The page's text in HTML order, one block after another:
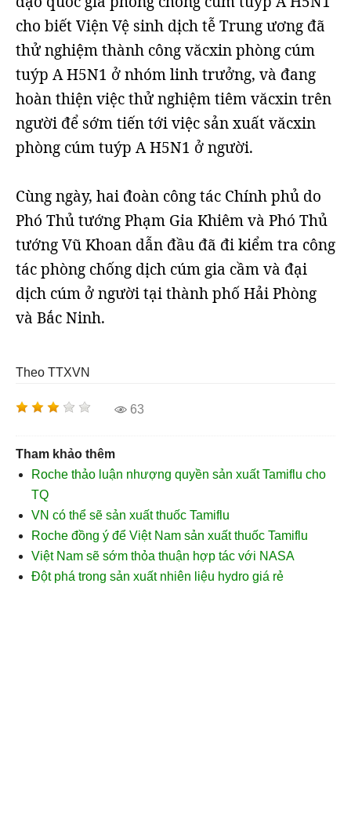
cho biết Viện Vệ sinh dịch tễ Trung ương đã
thử nghiệm thành công văcxin phòng cúm
tuýp A H5N1 ở nhóm linh trưởng, và đang
hoàn thiện việc thử nghiệm tiêm văcxin trên
người để sớm tiến tới việc sản xuất văcxin
phòng cúm tuýp A H5N1 ở người.
Cùng ngày, hai đoàn công tác Chính phủ do
Phó Thủ tướng Phạm Gia Khiêm và Phó Thủ
tướng Vũ Khoan dẫn đầu đã đi kiểm tra công
tác phòng chống dịch cúm gia cầm và đại
dịch cúm ở người tại thành phố Hải Phòng
và Bắc Ninh.
Theo TTXVN
63
Tham khảo thêm
Roche thảo luận nhượng quyền sản xuất Tamiflu cho
TQ
VN có thể sẽ sản xuất thuốc Tamiflu
Roche đồng ý để Việt Nam sản xuất thuốc Tamiflu
Việt Nam sẽ sớm thỏa thuận hợp tác với NASA
Đột phá trong sản xuất nhiên liệu hydro giá rẻ